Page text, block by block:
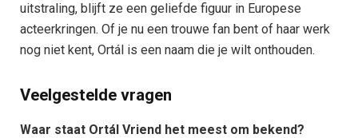
uitstraling, blijft ze een geliefde figuur in Europese
acteerkringen. Of je nu een trouwe fan bent of haar werk
nog niet kent, Ortál is een naam die je wilt onthouden.
Veelgestelde vragen
Waar staat Ortál Vriend het meest om bekend?